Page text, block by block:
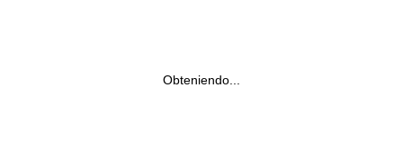
Obteniendo...